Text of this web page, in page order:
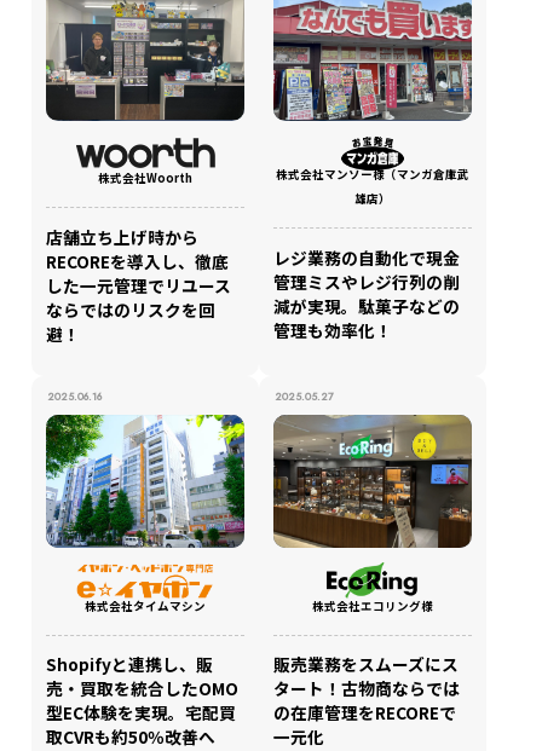
株式会社Woorth
店舗立ち上げ時から
RECOREを導入し、徹底
した一元管理でリユース
ならではのリスクを回
避！
株式会社マンソー様（マンガ倉庫武
雄店）
レジ業務の自動化で現金
管理ミスやレジ行列の削
減が実現。駄菓子などの
管理も効率化！
株式会社タイムマシン
2025.06.16
Shopifyと連携し、販
売・買取を統合したOMO
型EC体験を実現。宅配買
取CVRも約50％改善へ
株式会社エコリング様
2025.05.27
販売業務をスムーズにス
タート！古物商ならでは
の在庫管理をRECOREで
一元化
資料ダウンロードの一覧へ
forReuse中古買取業者向けサービス
資料ダウンロードの一覧へ
お問い合わせフォームへ
forReuse中古買取業者向けサービス
お問い合わせフォームへ